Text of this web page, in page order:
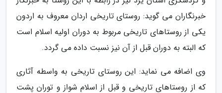
خبرنگاران می گوید: روستای تاریخی اردان معروف به اردون
یکی از روستاهای تاریخی مربوط به دوران اولیه اسلام است
که البته به دوران قبل از آن نیز نسبت داده می گردد.
وی اضافه می نماید: این روستای تاریخی به واسطه آثاری
که از روستاهای تاریخی و قبل از اسلام شواز و توران پشت